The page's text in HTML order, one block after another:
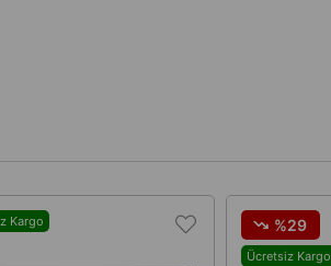
Kargo %29
Ücretsiz Kargo